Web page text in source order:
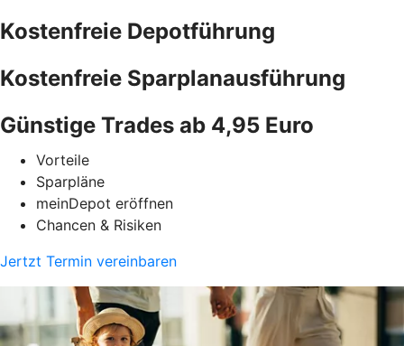
Kostenfreie Depotführung
Kostenfreie Sparplanausführung
Günstige Trades ab 4,95 Euro
Vorteile
Sparpläne
meinDepot eröffnen
Chancen & Risiken
Jertzt Termin vereinbaren